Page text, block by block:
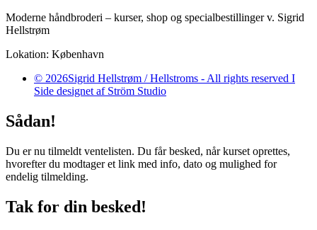
Moderne håndbroderi – kurser, shop og specialbestillinger v. Sigrid
Hellstrøm
Lokation: København
© 2026Sigrid Hellstrøm / Hellstroms - All rights reserved I
Side designet af Ström Studio
Sådan!
Du er nu tilmeldt ventelisten. Du får besked, når kurset oprettes,
hvorefter du modtager et link med info, dato og mulighed for
endelig tilmelding.
Tak for din besked!